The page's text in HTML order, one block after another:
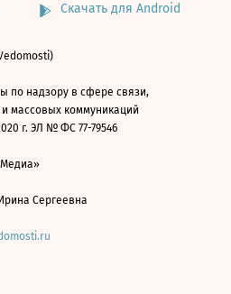
Скачать для Android
по надзору в сфере связи,
массовых коммуникаций
г. ЭЛ № ФС 77-79546
Медиа»
Сергеевна